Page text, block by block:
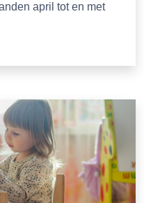
april tot en met